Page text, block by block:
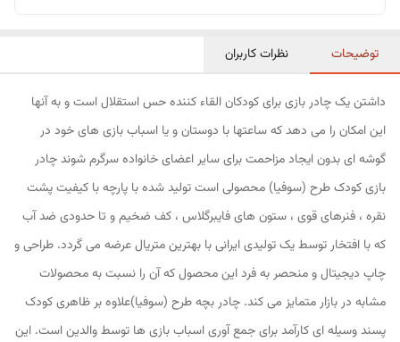
توضیحات نظرات کاربران
داشتن یک چادر بازی برای کودکان القاء کننده حس استقلال است و به آنها
این امکان را می دهد که ساعتها با دوستان و یا اسباب بازی های خود در
گوشه ای بدون ایجاد مزاحمت برای سایر اعضای خانواده سرگرم شوند چادر
بازی کودک طرح (سوفیا) محصولی است تولید شده با پارچه با کیفیت پشت
نقره ، فنرهای قوی ، ستون های فایبرگلاس ، کف ضخیم و تا حدودی ضد آب
که با افتخار توسط یک تولیدی ایرانی با بهترین متریال عرضه می گردد. طراحی و
چاپ دیجیتال و منحصر به فرد این محصول که آن را نسبت به محصولات
مشابه در بازار متمایز می کند. چادر بچه طرح (سوفیا)علاوه بر ظاهری کودک
پسند وسیله ای کارآمد برای جمع آوری اسباب بازی ها توسط والدین است. این